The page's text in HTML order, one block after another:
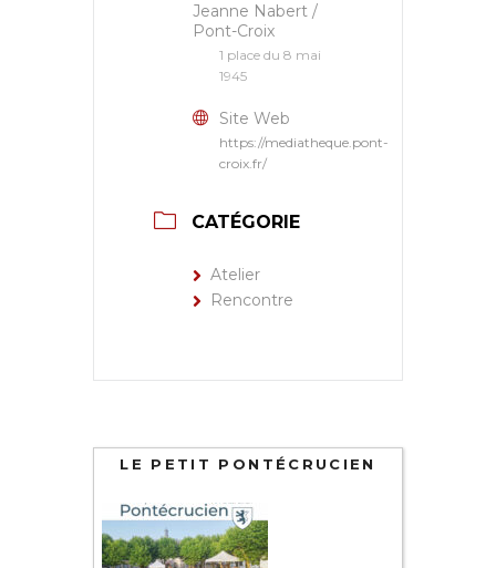
Jeanne Nabert /
Pont-Croix
1 place du 8 mai
1945
Site Web
https://mediatheque.pont-
croix.fr/
CATÉGORIE
Atelier
Rencontre
LE PETIT PONTÉCRUCIEN